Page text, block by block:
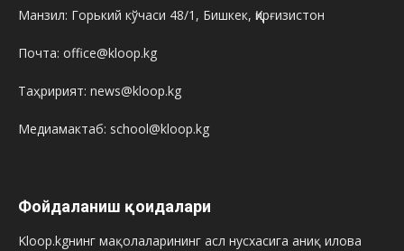
Манзил: Горький кўчаси 48/1, Бишкек, Қирғизистон
Почта: office@kloop.kg
Таҳририят: news@kloop.kg
Медиамактаб: school@kloop.kg
Фойдаланиш қоидалари
Kloop.kgнинг мақолаларининг асл нусхасига аниқ илова